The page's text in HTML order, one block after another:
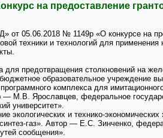
на предоставление
от 05.06.2018 № 1149р «О конкурсе на
техники и технологий для
для предотвращения столкновений на
образовательное учреждение
комплекса для
— М.В. Ярославцев, федеральное
университет».
экологических и технико-
газ». Автор — Е.С. Зинченко,
сообщения».